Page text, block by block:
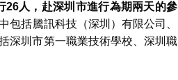
26人，赴深圳市進行為期兩天的參
包括騰訊科技（深圳）有限公司、
深圳市第一職業技術學校、深圳職